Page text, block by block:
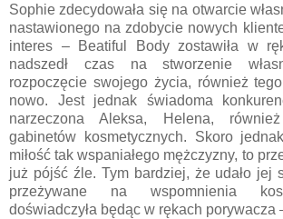
Sophie zdecydowała się na otwarcie
nastawionego na zdobycie nowych
interes – Beatiful Body zostawiła w
nadszedł czas na stworzenie
rozpoczęcie swojego życia, również
nowo. Jest jednak świadoma
narzeczona Aleksa, Helena,
gabinetów kosmetycznych. Skoro
miłość tak wspaniałego mężczyzny, to
już pójść źle. Tym bardziej, że udało jej
przeżywane na wspomnienia
doświadczyła będąc w rękach porywacza